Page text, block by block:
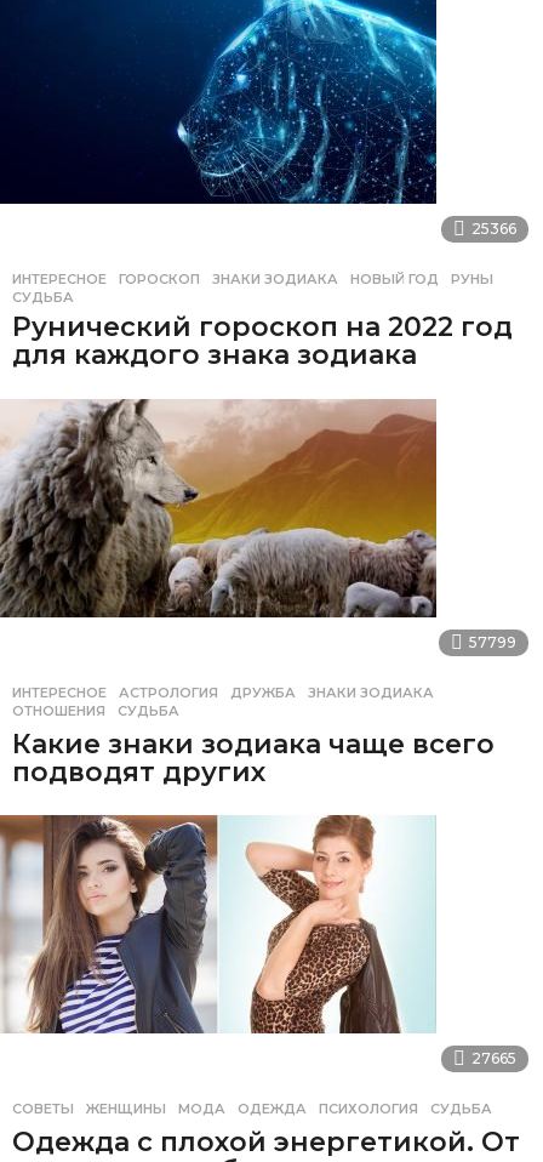
25366
ИНТЕРЕСНОЕ ГОРОСКОП ,ЗНАКИ ЗОДИАКА ,НОВЫЙ ГОД ,РУНЫ
СУДЬБА
Рунический гороскоп на 2022 год
для каждого знака зодиака
57799
ИНТЕРЕСНОЕ АСТРОЛОГИЯ ,ДРУЖБА ,ЗНАКИ ЗОДИАКА
ОТНОШЕНИЯ
,СУДЬБА
Какие знаки зодиака чаще всего
подводят других
27665
СОВЕТЫ ЖЕНЩИНЫ ,МОДА ,ОДЕЖДА ,ПСИХОЛОГИЯ ,СУДЬБА
Одежда с плохой энергетикой. От